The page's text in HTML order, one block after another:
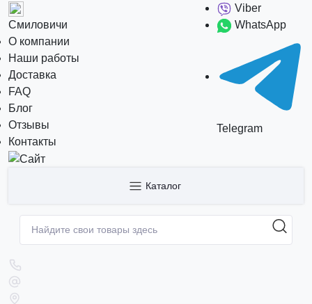
Смиловичи
О компании
Наши работы
Доставка
FAQ
Блог
Отзывы
Контакты
Viber
WhatsApp
Telegram
Каталог